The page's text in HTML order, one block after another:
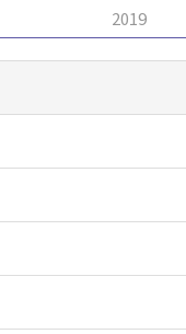
2019